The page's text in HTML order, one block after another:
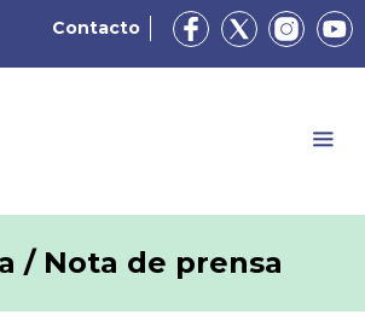
Contacto
/ Nota de prensa